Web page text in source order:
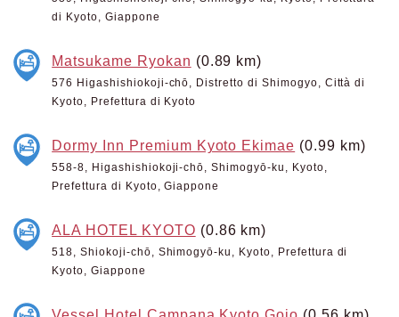
di Kyoto, Giappone
Matsukame Ryokan (0.89 km)
576 Higashishiokoji-chō, Distretto di Shimogyo, Città di
Kyoto, Prefettura di Kyoto
Dormy Inn Premium Kyoto Ekimae (0.99 km)
558-8, Higashishiokoji-chō, Shimogyō-ku, Kyoto,
Prefettura di Kyoto, Giappone
ALA HOTEL KYOTO (0.86 km)
518, Shiokoji-chō, Shimogyō-ku, Kyoto, Prefettura di
Kyoto, Giappone